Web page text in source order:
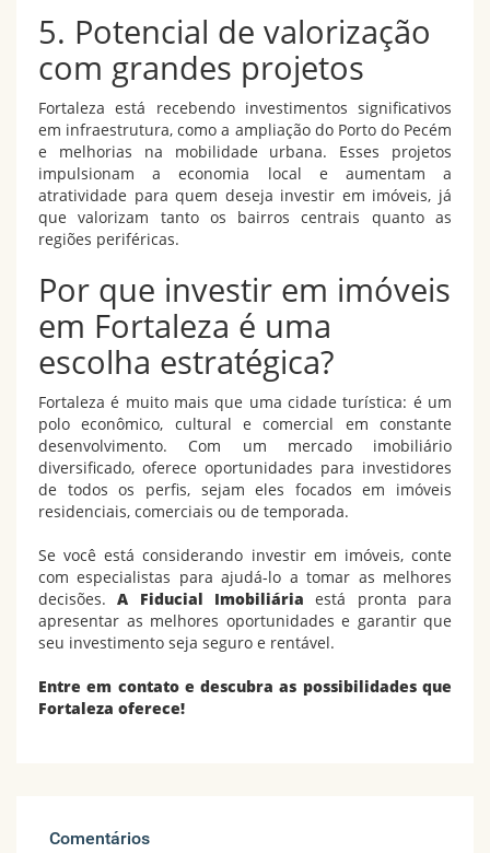
5. Potencial de valorização
com grandes projetos
Fortaleza está recebendo investimentos significativos
em infraestrutura, como a ampliação do Porto do Pecém
e melhorias na mobilidade urbana. Esses projetos
impulsionam a economia local e aumentam a
atratividade para quem deseja investir em imóveis, já
que valorizam tanto os bairros centrais quanto as
regiões periféricas.
Por que investir em imóveis
em Fortaleza é uma
escolha estratégica?
Fortaleza é muito mais que uma cidade turística: é um
polo econômico, cultural e comercial em constante
desenvolvimento. Com um mercado imobiliário
diversificado, oferece oportunidades para investidores
de todos os perfis, sejam eles focados em imóveis
residenciais, comerciais ou de temporada.
Se você está considerando investir em imóveis, conte
com especialistas para ajudá-lo a tomar as melhores
decisões.A Fiducial Imobiliária está pronta para
apresentar as melhores oportunidades e garantir que
seu investimento seja seguro e rentável.
Entre em contato e descubra as possibilidades que
Fortaleza oferece!
Comentários